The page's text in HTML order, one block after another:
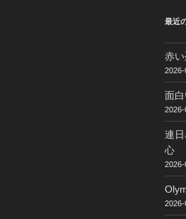
最近
赤
面
連
心